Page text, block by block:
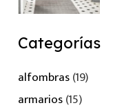
Categorías
alfombras(19)
armarios(15)